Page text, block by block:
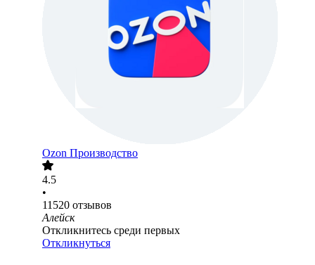
Ozon Производство
4.5
•
11520 отзывов
Алейск
Откликнитесь среди первых
Откликнуться